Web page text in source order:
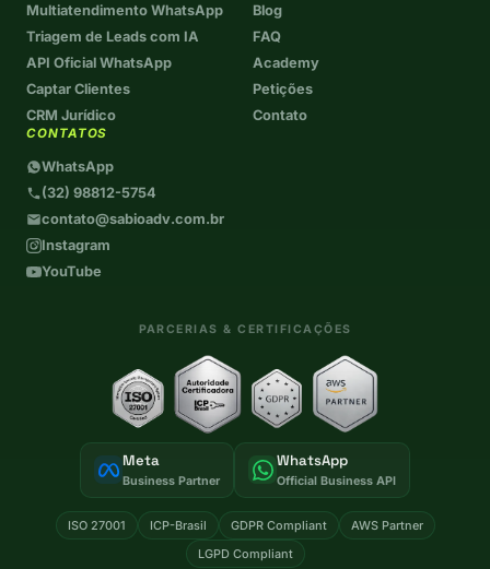
PARCERIAS & CERTIFICAÇÕES
Meta
Business Partner
WhatsApp
Official Business API
ISO 27001 ICP-Brasil GDPR Compliant
AWS Partner
LGPD Compliant
Multiatendimento WhatsApp
Triagem de Leads com IA
API Oficial WhatsApp
Captar Clientes
CRM Jurídico
Blog
FAQ
Academy
Petições
Contato
CONTATOS
WhatsApp
(32) 98812-5754
contato@sabioadv.com.br
Instagram
YouTube